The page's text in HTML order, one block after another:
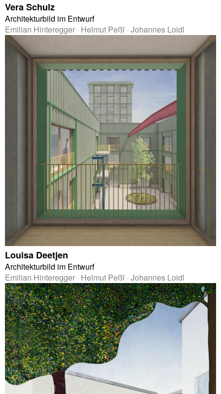
Vera Schulz
Architekturbild im Entwurf
Emilian Hinteregger · Helmut Peßl · Johannes Loidl
Louisa Deetjen
Architekturbild im Entwurf
Emilian Hinteregger · Helmut Peßl · Johannes Loidl